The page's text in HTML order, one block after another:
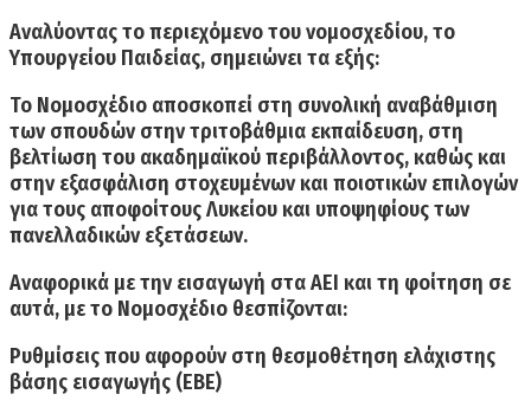
Αναλύοντας το περιεχόμενο του νομοσχεδίου, το
Υπουργείου Παιδείας, σημειώνει τα εξής:
Το Νομοσχέδιο αποσκοπεί στη συνολική αναβάθμιση
των σπουδών στην τριτοβάθμια εκπαίδευση, στη
βελτίωση του ακαδημαϊκού περιβάλλοντος, καθώς και
στην εξασφάλιση στοχευμένων και ποιοτικών επιλογών
για τους αποφοίτους Λυκείου και υποψηφίους των
πανελλαδικών εξετάσεων.
Αναφορικά με την εισαγωγή στα ΑΕΙ και τη φοίτηση σε
αυτά, με το Νομοσχέδιο θεσπίζονται:
Ρυθμίσεις που αφορούν στη θεσμοθέτηση ελάχιστης
βάσης εισαγωγής (ΕΒΕ)